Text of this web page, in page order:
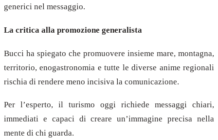
generici nel messaggio.
La critica alla promozione generalista
Bucci ha spiegato che promuovere insieme mare, montagna,
territorio, enogastronomia e tutte le diverse anime regionali
rischia di rendere meno incisiva la comunicazione.
Per l’esperto, il turismo oggi richiede messaggi chiari,
immediati e capaci di creare un’immagine precisa nella
mente di chi guarda.